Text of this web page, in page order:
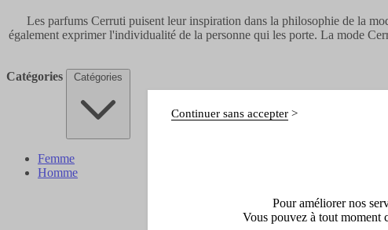
Les parfums Cerruti puisent leur inspiration dans la philosophie de la
également exprimer l'individualité de la personne qui les porte. La mode
Catégories Catégories
Femme
Homme
Continuer sans accepter
Pour améliorer nos
Vous pouvez à tout moment